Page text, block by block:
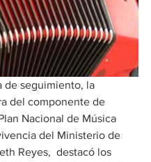
de seguimiento, la
del componente de
Nacional de Música
del Ministerio de
Reyes,  destacó los